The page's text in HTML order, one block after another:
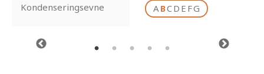
Kondenseringsevne ABCD E FG